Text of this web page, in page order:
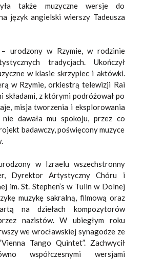
także muzyczne wersje do
język angielski wierszy Tadeusza
– urodzony w Rzymie, w rodzinie
tradycjach. Ukończył
w klasie skrzypiec i aktówki.
w Rzymie, orkiestrą telewizji Rai
składami, z którymi podróżował po
misja tworzenia i eksplorowania
nie dawała mu spokoju, przez co
badawczy, poświęcony muzyce
w Izraelu wszechstronny
Dyrektor Artystyczny Chóru i
im. St. Stephen’s w Tulln w Dolnej
muzykę sakralną, filmową oraz
na dziełach kompozytorów
nazistów. W ubiegłym roku
we wrocławskiej synagodze ze
Tango Quintet”. Zachwycił
współczesnymi wersjami